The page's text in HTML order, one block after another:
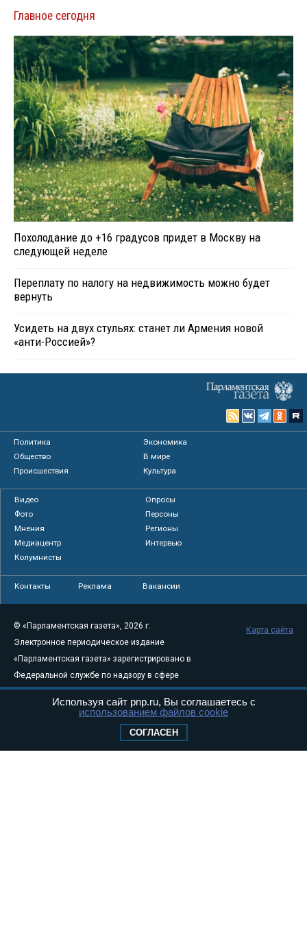
Главное сегодня
Похолодание до +16 градусов придет в Москву на
следующей неделе
Переплату по налогу на недвижимость можно будет
вернуть
Усидеть на двух стульях: станет ли Армения новой
«анти-Россией»?
Политика
Экономика
Общество
В мире
Происшествия
Культура
Видео
Опросы
Фото
Персоны
Мнения
Регионы
Медиацентр
Интервью
Колумнисты
Контакты Реклама Вакансии
© «Парламентская газета», 2026 г.
Электронное периодическое издание
«Парламентская газета» зарегистрировано в
Федеральной службе по надзору в сфере
связи, информационных технологий и
массовых коммуникаций (Роскомнадзор) 05
Свидетельство о регистрации Эл № ФС77-
Карта сайта
Используя сайт pnp.ru, Вы соглашаетесь с
использованием файлов cookie
СОГЛАСЕН